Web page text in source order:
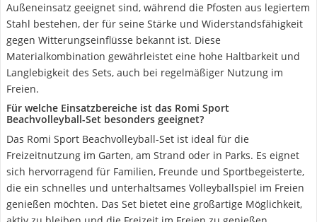
Außeneinsatz geeignet sind, während die Pfosten aus legiertem
Stahl bestehen, der für seine Stärke und Widerstandsfähigkeit
gegen Witterungseinflüsse bekannt ist. Diese
Materialkombination gewährleistet eine hohe Haltbarkeit und
Langlebigkeit des Sets, auch bei regelmäßiger Nutzung im
Freien.
Für welche Einsatzbereiche ist das Romi Sport
Beachvolleyball-Set besonders geeignet?
Das Romi Sport Beachvolleyball-Set ist ideal für die
Freizeitnutzung im Garten, am Strand oder in Parks. Es eignet
sich hervorragend für Familien, Freunde und Sportbegeisterte,
die ein schnelles und unterhaltsames Volleyballspiel im Freien
genießen möchten. Das Set bietet eine großartige Möglichkeit,